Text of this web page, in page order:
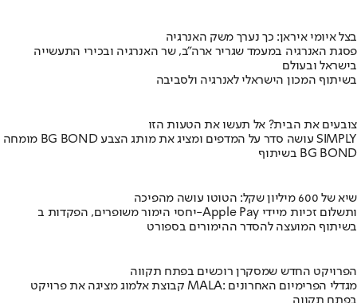
בצל איומי איראן: כך נערך משק האנרגיה
פסגת האנרגיה במעמד שגריר ארה"ב, שר האנרגיה ובכירי התעשייה
בישראל ובעולם
בשיתוף המכון הישראלי לאנרגיה ולסביבה
צובעים את הבית? אל תעשו את הטעות הזו
מומחה BG BOND עושה סדר על המדפים ומציג את מותג הצבע SIMPLY
בשיתוף BG BOND
שיא של 600 מיליון שקל: הטוטו עושה מהפיכה
יחסי הימור משופרים, הפקדות ב-Apple Pay ותשלום זכיות מיידי
בשיתוף המועצה להסדר ההימורים בספורט
הפרויקט החדש שמסקרן רוכשים בפתח תקווה
קבוצת אלמוג מציגה את פרויקט MALA: מגדלי הפרימיום האחרונים